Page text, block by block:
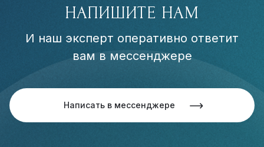
НАПИШИТЕ НАМ
И наш эксперт оперативно ответит
вам в мессенджере
Написать в мессенджере